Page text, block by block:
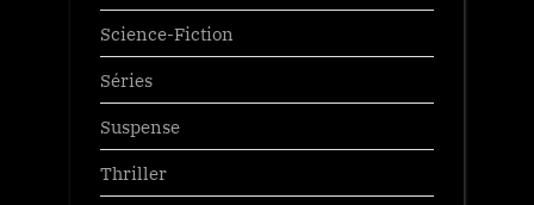
Science-Fiction
Séries
Suspense
Thriller